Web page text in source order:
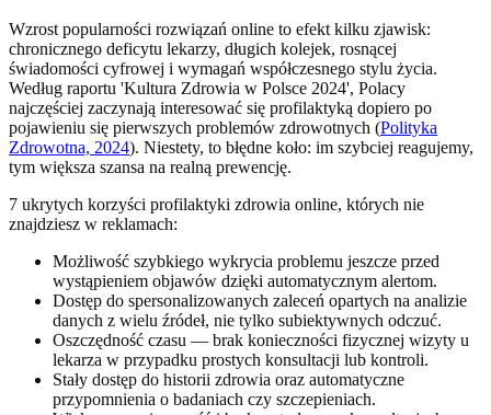
Wzrost popularności rozwiązań online to efekt kilku zjawisk:
chronicznego deficytu lekarzy, długich kolejek, rosnącej
świadomości cyfrowej i wymagań współczesnego stylu życia.
Według raportu 'Kultura Zdrowia w Polsce 2024', Polacy
najczęściej zaczynają interesować się profilaktyką dopiero po
pojawieniu się pierwszych problemów zdrowotnych (Polityka
Zdrowotna, 2024). Niestety, to błędne koło: im szybciej reagujemy,
tym większa szansa na realną prewencję.
7 ukrytych korzyści profilaktyki zdrowia online, których nie
znajdziesz w reklamach:
Możliwość szybkiego wykrycia problemu jeszcze przed
wystąpieniem objawów dzięki automatycznym alertom.
Dostęp do spersonalizowanych zaleceń opartych na analizie
danych z wielu źródeł, nie tylko subiektywnych odczuć.
Oszczędność czasu — brak konieczności fizycznej wizyty u
lekarza w przypadku prostych konsultacji lub kontroli.
Stały dostęp do historii zdrowia oraz automatyczne
przypomnienia o badaniach czy szczepieniach.